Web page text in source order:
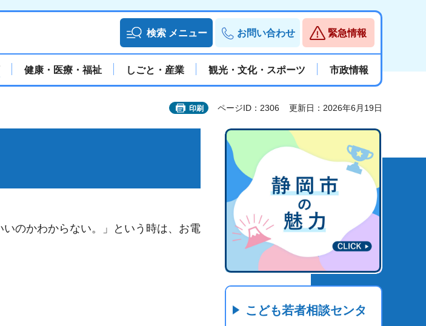
検索 メニュー お問い合わせ 緊急情報
健康・医療・福祉 しごと・産業 観光・文化・スポーツ 市政情報
印刷 ページID：2306 更新日：2026年6月19日
のかわからない。」という時は、お電
こども若者相談センタ